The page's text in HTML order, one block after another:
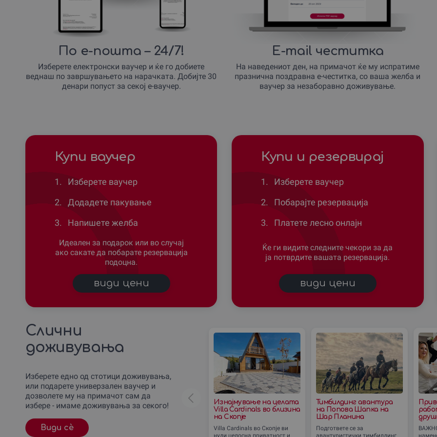
По е-пошта – 24/7!
Изберете електронски ваучер и ќе го добиете
веднаш по завршувањето на нарачката. Добијте 30
денари попуст за секој е-ваучер.
E-mail честитка
На наведениот ден, на примачот ќе му испратиме
празнична поздравна е-честитка, со ваша желба и
ваучер за незаборавно доживување.
Купи ваучер
1.
Изберете ваучер
2.
Додадете пакување
3.
Напишете желба
Идеален за подарок или во случај
ако сакате да побарате резервација
подоцна.
види цени
Купи и резервирај
1.
Изберете ваучер
2.
Побарајте резервација
3.
Платете лесно онлајн
Ќе ги видите следните чекори за да
ја потврдите вашата резервација.
види цени
Слични
доживувања
Изберете едно од стотици доживувања,
или подарете универзален ваучер и
дозволете му на примачот сам да
избере - имаме доживувања за секого!
Види сè
Изнајмување на целата
Villa Cardinals во близина
на Скопје
Villa Cardinals во Скопје ви
нуди целосна приватност и
Тимбилдинг авантура
на Попова Шапка на
Шар Планина
Подгответе се за
авантуристички тимбилдинг